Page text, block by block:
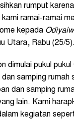
rumput
ramai-ramai
kepada
Utara, Rabu (25/5).
dimulai pukul
samping rumah
dan samping
lain. Kami
kegiatan